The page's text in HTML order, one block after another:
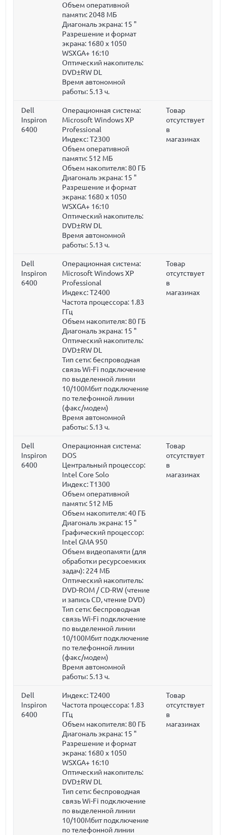
Объем оперативной
памяти: 2048 МБ
Диагональ экрана: 15 "
Разрешение и формат
экрана: 1680 x 1050
WSXGA+ 16:10
Оптический накопитель:
DVD±RW DL
Время автономной
работы: 5.13 ч.
Dell
Inspiron
6400
Операционная система:
Microsoft Windows XP
Professional
Индекс: T2300
Объем оперативной
памяти: 512 МБ
Объем накопителя:80 ГБ
Диагональ экрана: 15 "
Разрешение и формат
экрана: 1680 x 1050
WSXGA+ 16:10
Оптический накопитель:
DVD±RW DL
Время автономной
работы: 5.13 ч.
Товар
отсутствует
в
магазинах
Dell
Inspiron
6400
Операционная система:
Microsoft Windows XP
Professional
Индекс: T2400
Частота процессора: 1.83
ГГц
Объем накопителя:80 ГБ
Диагональ экрана: 15 "
Оптический накопитель:
DVD±RW DL
Тип сети: беспроводная
связь Wi-Fi подключение
по выделенной линии
10/100Мбит подключение
по телефонной линии
(факс/модем)
Время автономной
работы: 5.13 ч.
Товар
отсутствует
в
магазинах
Dell
Inspiron
6400
Операционная система:
DOS
Центральный процессор:
Intel Core Solo
Индекс: T1300
Объем оперативной
памяти: 512 МБ
Объем накопителя:40 ГБ
Диагональ экрана: 15 "
Графический процессор:
Intel GMA 950
Объем видеопамяти (для
обработки ресурсоемких
задач): 224 МБ
Оптический накопитель:
DVD-ROM / CD-RW (чтение
и запись CD, чтение DVD)
Тип сети: беспроводная
связь Wi-Fi подключение
по выделенной линии
10/100Мбит подключение
по телефонной линии
(факс/модем)
Время автономной
работы: 5.13 ч.
Товар
отсутствует
в
магазинах
Dell
Inspiron
6400
Индекс: T2400
Частота процессора: 1.83
ГГц
Объем накопителя:80 ГБ
Диагональ экрана: 15 "
Разрешение и формат
экрана: 1680 x 1050
WSXGA+ 16:10
Оптический накопитель:
DVD±RW DL
Тип сети: беспроводная
связь Wi-Fi подключение
по выделенной линии
10/100Мбит подключение
по телефонной линии
Товар
отсутствует
в
магазинах